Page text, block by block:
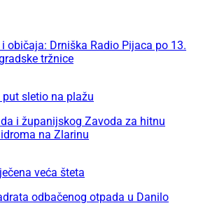
običaja: Drniška Radio Pijaca po 13.
tržnice
put sletio na plažu
i županijskog Zavoda za hitnu
na Zlarinu
veća šteta
odbačenog otpada u Danilo